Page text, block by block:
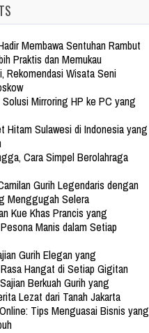
Membawa Sentuhan Rambut
Praktis dan Memukau
Rekomendasi Wisata Seni
Mirroring HP ke PC yang
Hitam Sulawesi di Indonesia yang
Cara Simpel Berolahraga
Gurih Legendaris dengan
Menggugah Selera
Kue Khas Prancis yang
Manis dalam Setiap
Gurih Elegan yang
Hangat di Setiap Gigitan
Berkuah Gurih yang
Lezat dari Tanah Jakarta
Tips Menguasai Bisnis yang